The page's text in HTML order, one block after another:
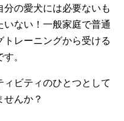
の愛犬には必要ないも
ない！一般家庭で普通
レーニングから受ける
。
ビティのひとつとして
せんか？